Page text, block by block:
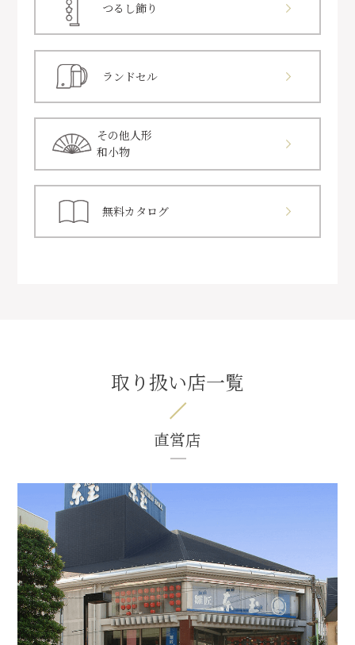
つるし飾り
ランドセル
その他人形
和小物
無料カタログ
取り扱い店一覧
直営店